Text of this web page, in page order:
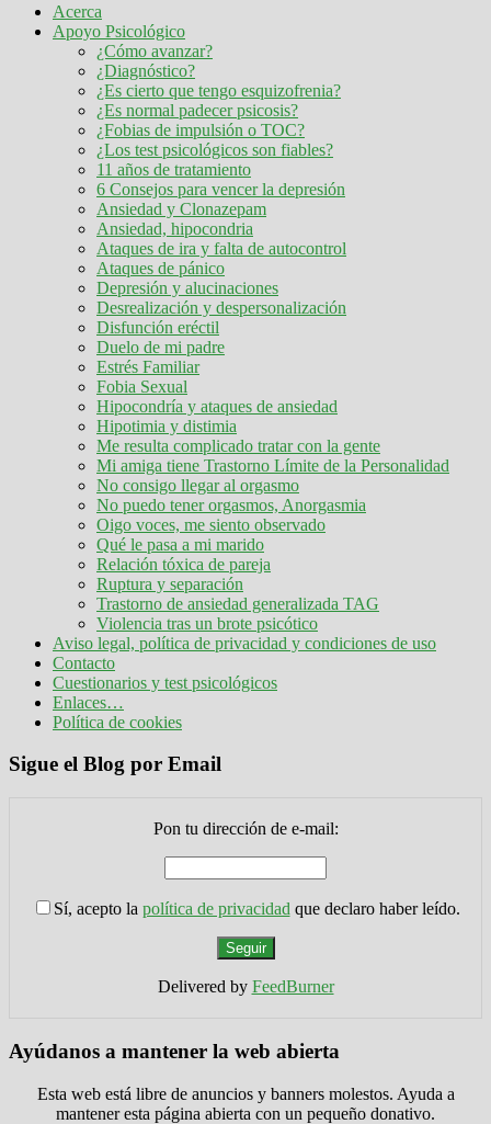
Acerca
Apoyo Psicológico
¿Cómo avanzar?
¿Diagnóstico?
¿Es cierto que tengo esquizofrenia?
¿Es normal padecer psicosis?
¿Fobias de impulsión o TOC?
¿Los test psicológicos son fiables?
11 años de tratamiento
6 Consejos para vencer la depresión
Ansiedad y Clonazepam
Ansiedad, hipocondria
Ataques de ira y falta de autocontrol
Ataques de pánico
Depresión y alucinaciones
Desrealización y despersonalización
Disfunción eréctil
Duelo de mi padre
Estrés Familiar
Fobia Sexual
Hipocondría y ataques de ansiedad
Hipotimia y distimia
Me resulta complicado tratar con la gente
Mi amiga tiene Trastorno Límite de la Personalidad
No consigo llegar al orgasmo
No puedo tener orgasmos, Anorgasmia
Oigo voces, me siento observado
Qué le pasa a mi marido
Relación tóxica de pareja
Ruptura y separación
Trastorno de ansiedad generalizada TAG
Violencia tras un brote psicótico
Aviso legal, política de privacidad y condiciones de uso
Contacto
Cuestionarios y test psicológicos
Enlaces…
Política de cookies
Sigue el Blog por Email
Pon tu dirección de e-mail:
Sí, acepto la política de privacidad que declaro haber leído.
Delivered by FeedBurner
Ayúdanos a mantener la web abierta
Esta web está libre de anuncios y banners molestos. Ayuda a
mantener esta página abierta con un pequeño donativo.